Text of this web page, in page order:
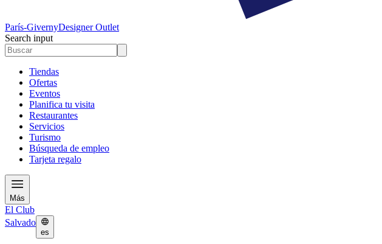
París-GivernyDesigner Outlet
Search input
Tiendas
Ofertas
Eventos
Planifica tu visita
Restaurantes
Servicios
Turismo
Búsqueda de empleo
Tarjeta regalo
Más
El Club
Salvado
es